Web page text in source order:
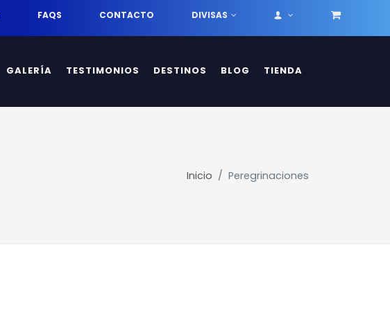
FAQS CONTACTO DIVISAS
GALERÍA TESTIMONIOS DESTINOS BLOG TIENDA
Inicio Peregrinaciones